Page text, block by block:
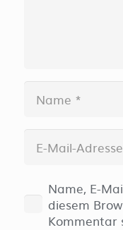
Name, E-
diesem
Kommentar